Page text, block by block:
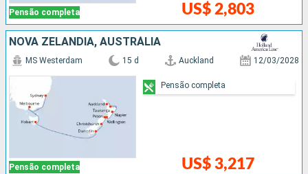
Pensão completa US$ 2,803
NOVA ZELÂNDIA, AUSTRÁLIA
Pensão completa
MS Westerdam 15 d Auckland 12/03/2028
US$ 3,217
Pensão completa